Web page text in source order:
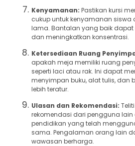
Kenyamanan: Pastikan kursi
cukup untuk kenyamanan
lama. Bantalan yang baik
dan meningkatkan konsentrasi.
Ketersediaan Ruang
apakah meja memiliki ruang
seperti laci atau rak. Ini dapat
menyimpan buku, alat tulis, dan
lebih teratur.
Ulasan dan Rekomendasi:
rekomendasi dari pengguna
pendidikan yang telah
sama. Pengalaman orang lain
wawasan berharga.